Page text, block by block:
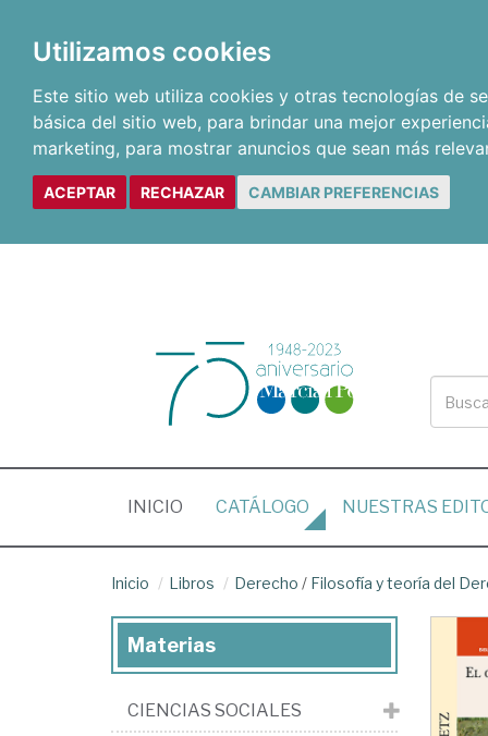
Utilizamos cookies
Este sitio web utiliza cookies y otras tecnologías de
básica del sitio web, para brindar una mejor
marketing, para mostrar anuncios que sean más
ACEPTAR RECHAZAR CAMBIAR PREFERENCIAS
INICIO (CURRENT)
CATÁLOGO NUESTRAS
Inicio Libros Derecho / Filosofía y teoría del
Materias
CIENCIAS SOCIALES